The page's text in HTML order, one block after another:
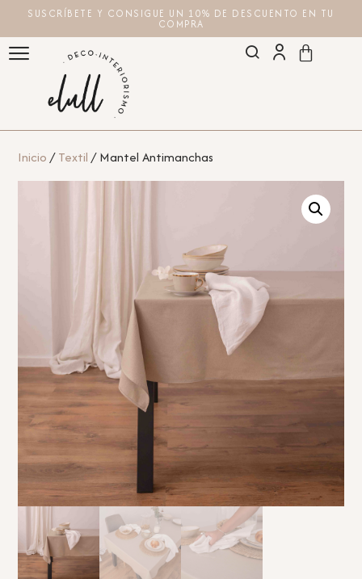
SUSCRÍBETE Y CONSIGUE UN 10% DE DESCUENTO EN TU
COMPRA
Inicio/Textil/ Mantel Antimanchas